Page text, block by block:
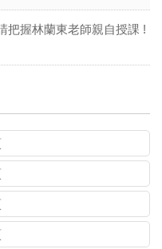
把握林蘭東老師親自授課 !